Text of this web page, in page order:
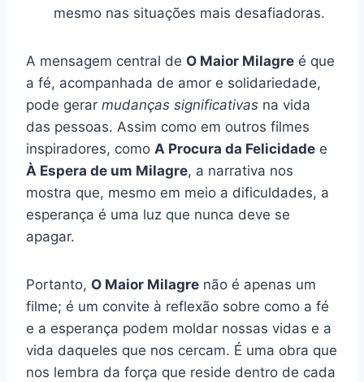
mesmo nas situações mais desafiadoras.
A mensagem central de O Maior Milagre é que
a fé, acompanhada de amor e solidariedade,
pode gerar mudanças significativas na vida
das pessoas. Assim como em outros filmes
inspiradores, como A Procura da Felicidade e
À Espera de um Milagre, a narrativa nos
mostra que, mesmo em meio a dificuldades, a
esperança é uma luz que nunca deve se
apagar.
Portanto, O Maior Milagre não é apenas um
filme; é um convite à reflexão sobre como a fé
e a esperança podem moldar nossas vidas e a
vida daqueles que nos cercam. É uma obra que
nos lembra da força que reside dentro de cada